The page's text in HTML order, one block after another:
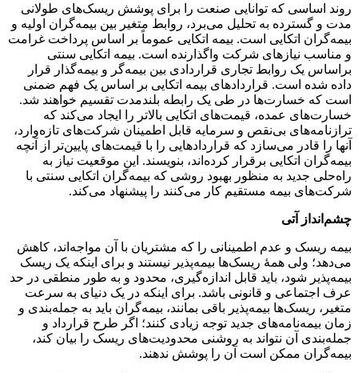
روند اساسی که توانایی صنعت را برای پوشش ریسک‌های طولانی
مدت و گسترده به تحلیل می‌برد، روابط متغیر بین بیمه‌گران اولیه و
بیمه‌گران اتکایی است. بیمه اتکایی عموماً بر اساس پرداخت غرامت
و مناسب نیازهای شرکت واگذارنده است. بیمه اتکایی سنتی
براساس یک روابط تجاری قراردادی بین بیمه‌گر و بیمه‌گذار قرار
داده شده است. قراردادهای بیمه اتکایی بر اساس یک فهم ضمنی
است که خسارت‌ها در طی یک رابطه بلندمدت تقسیم خواهند شد.
خسارت‌های عمده، قیمت‌های اتکایی بالاتر را ایجاد می‌کند که
ترازنامه‌های بی‌نقص و سرمایه قابل اطمینان شرکت‌های تازه‌وارد،
آنها را قادر می‌سازد که قراردادهایی را با قیمت‌های پایین‌تر از آنچه
بیمه‌گران اتکایی برقرار کرده‌اند، بنویسند. این موقعیت نیاز به
راه‌حلی جدید به منظور بهبود روشی که بیمه‌گران اتکایی سنتی با
شرکت‌های بیمه مستقیم کار می‌کنند را پیشنهاد می‌کند.
چشم‌انداز آتی
بیمه ریسک و عدم اطمینانی را که مشتریان با آن مواجه‌اند، کاهش
می‌دهد؛ ولی همۀ ریسک‌ها بیمه‌پذیر نیستند و برای اینکه یک ریسک
بیمه‌پذیر شود، باید قابل اندازه‌گیری، محدود و به طور منطقی در حد
عرف اجتماعی و قانونی باشد. برای اینکه در یک دنیای به سرعت
متغیر، ریسک‌ها بیمه‌پذیر باقی بمانند، بیمه‌گران باید به جمله‌بندی و
زمان بیمه‌نامه‌های جدید توجه زیادی کنند؛ اگر طرح قرارداد و
جمله‌بندی آن نتواند به روشنی محدودیت‌های ریسک را بیان کند،
بیمه‌گران ممکن است آن را پوشش ندهند.